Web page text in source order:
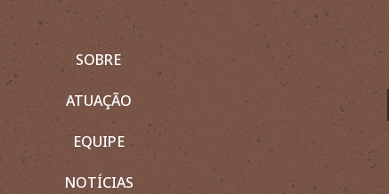
SOBRE
ATUAÇÃO
EQUIPE
NOTÍCIAS